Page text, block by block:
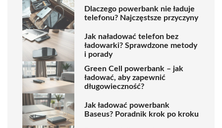
Dlaczego powerbank nie ładuje
telefonu? Najczęstsze przyczyny
Jak naładować telefon bez
ładowarki? Sprawdzone metody
i porady
Green Cell powerbank – jak
ładować, aby zapewnić
długowieczność?
Jak ładować powerbank
Baseus? Poradnik krok po kroku